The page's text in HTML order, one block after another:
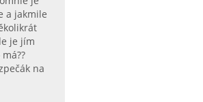
a jakmile
je jím
na